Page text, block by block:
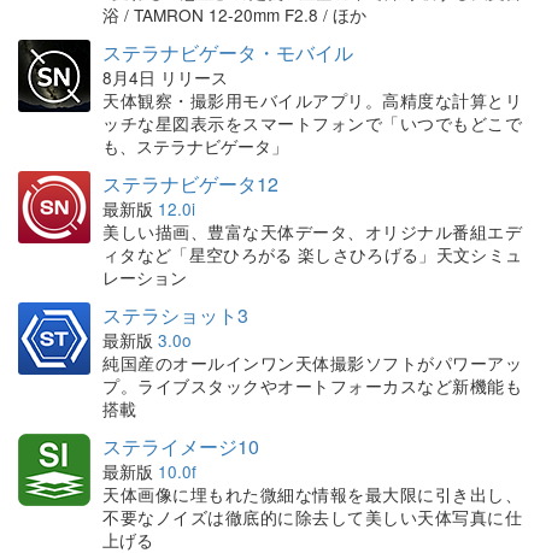
浴 / TAMRON 12-20mm F2.8 / ほか
ステラナビゲータ・モバイル
8月4日 リリース
天体観察・撮影用モバイルアプリ。高精度な計算とリ
ッチな星図表示をスマートフォンで「いつでもどこで
も、ステラナビゲータ」
ステラナビゲータ12
最新版 12.0i
美しい描画、豊富な天体データ、オリジナル番組エデ
ィタなど「星空ひろがる 楽しさひろげる」天文シミュ
レーション
ステラショット3
最新版 3.0o
純国産のオールインワン天体撮影ソフトがパワーアッ
プ。ライブスタックやオートフォーカスなど新機能も
搭載
ステライメージ10
最新版 10.0f
天体画像に埋もれた微細な情報を最大限に引き出し、
不要なノイズは徹底的に除去して美しい天体写真に仕
上げる